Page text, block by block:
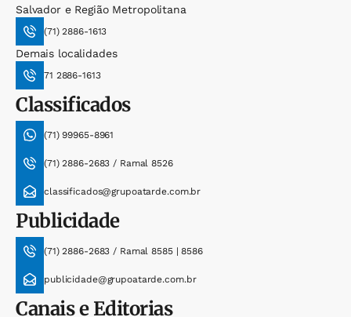
Salvador e Região Metropolitana
(71) 2886-1613
Demais localidades
71 2886-1613
Classificados
(71) 99965-8961
(71) 2886-2683 / Ramal 8526
classificados@grupoatarde.com.br
Publicidade
(71) 2886-2683 / Ramal 8585 | 8586
publicidade@grupoatarde.com.br
Canais e Editorias